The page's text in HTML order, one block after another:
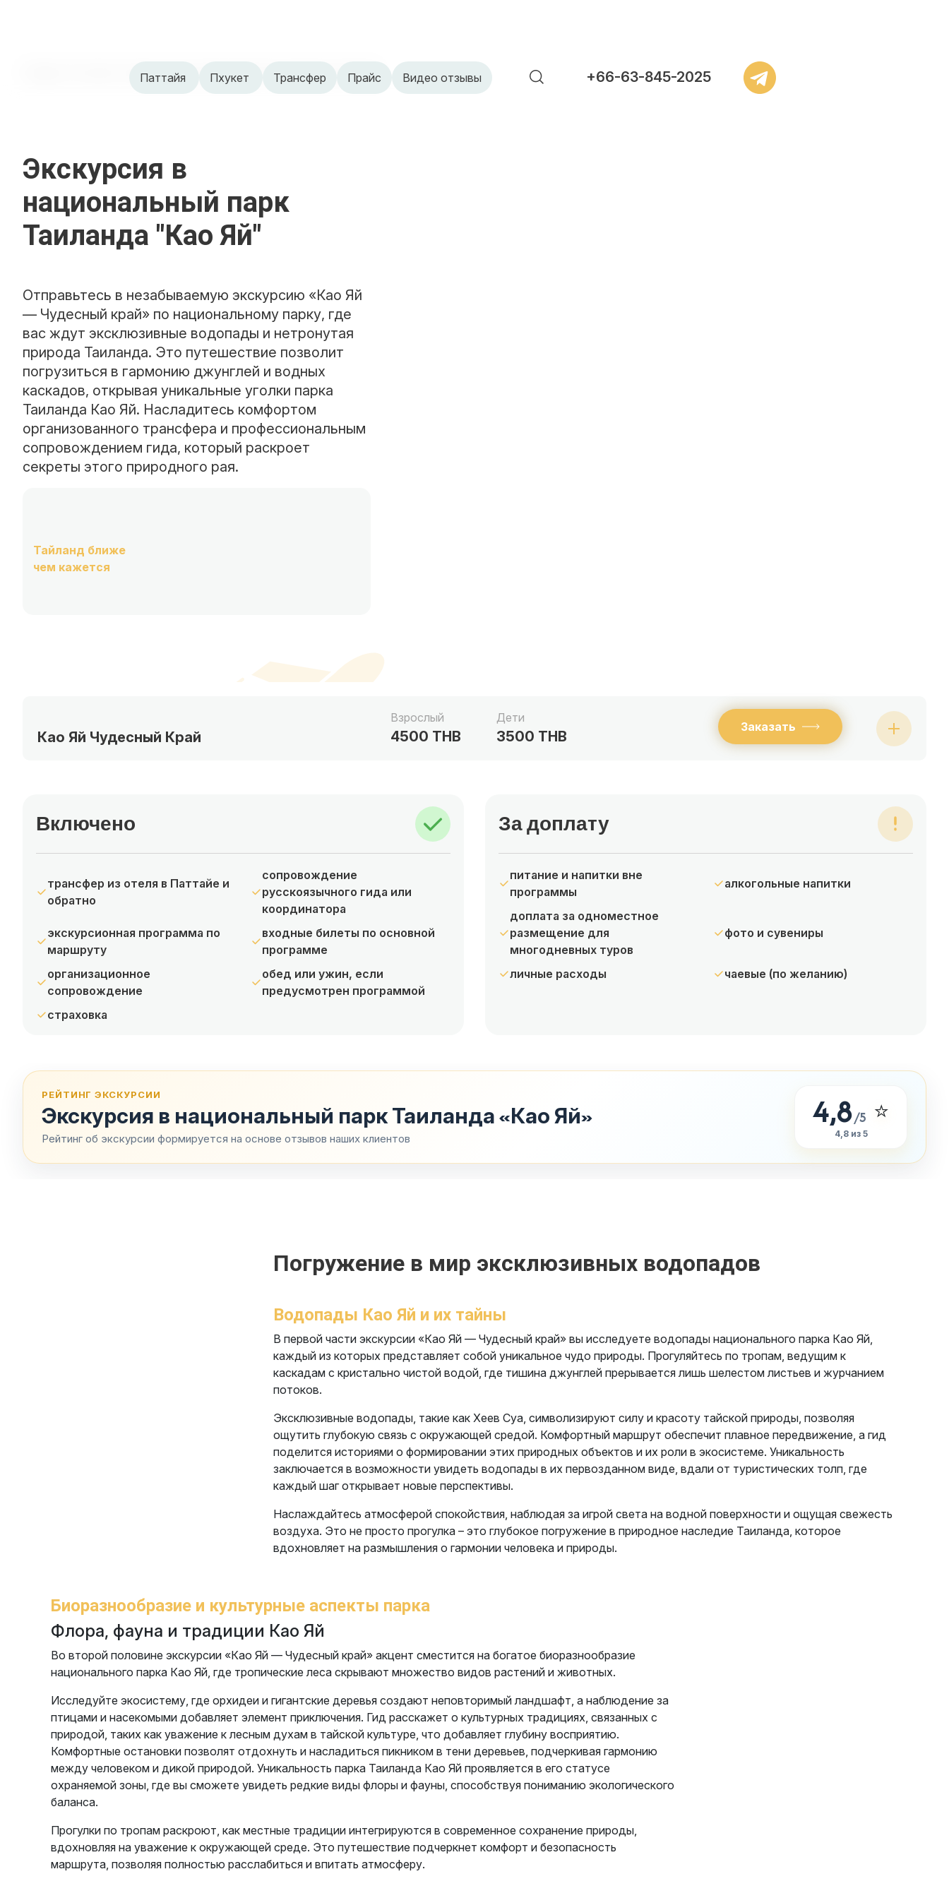
Паттайя Пхукет Трансфер Прайс Видео отзывы +66-63-845-2025
Экскурсия в национальный парк Таиланда «Као Яй»
Экскурсия в
национальный парк
Таиланда "Као Яй"
Отправьтесь в незабываемую экскурсию «Као Яй
— Чудесный край» по национальному парку, где
вас ждут эксклюзивные водопады и нетронутая
природа Таиланда. Это путешествие позволит
погрузиться в гармонию джунглей и водных
каскадов, открывая уникальные уголки парка
Таиланда Као Яй. Насладитесь комфортом
организованного трансфера и профессиональным
сопровождением гида, который раскроет
секреты этого природного рая.
Тайланд ближе
чем кажется
Као Яй Чудесный Край
Взрослый
4500 THB
Дети
3500 THB
Заказать
Включено
трансфер из отеля в Паттайе и
обратно
сопровождение
русскоязычного гида или
координатора
экскурсионная программа по
маршруту
входные билеты по основной
программе
организационное
сопровождение
обед или ужин, если
предусмотрен программой
страховка
За доплату
питание и напитки вне
программы
алкогольные напитки
доплата за одноместное
размещение для
многодневных туров
фото и сувениры
личные расходы чаевые (по желанию)
РЕЙТИНГ ЭКСКУРСИИ
Экскурсия в национальный парк Таиланда «Као Яй»
Рейтинг об экскурсии формируется на основе отзывов наших клиентов
4,8/5 ⭐
4,8 из 5
Погружение в мир эксклюзивных водопадов
Водопады Као Яй и их тайны
В первой части экскурсии «Као Яй — Чудесный край» вы исследуете водопады национального парка Као Яй,
каждый из которых представляет собой уникальное чудо природы. Прогуляйтесь по тропам, ведущим к
каскадам с кристально чистой водой, где тишина джунглей прерывается лишь шелестом листьев и журчанием
потоков.
Эксклюзивные водопады, такие как Хеев Суа, символизируют силу и красоту тайской природы, позволяя
ощутить глубокую связь с окружающей средой. Комфортный маршрут обеспечит плавное передвижение, а гид
поделится историями о формировании этих природных объектов и их роли в экосистеме. Уникальность
заключается в возможности увидеть водопады в их первозданном виде, вдали от туристических толп, где
каждый шаг открывает новые перспективы.
Наслаждайтесь атмосферой спокойствия, наблюдая за игрой света на водной поверхности и ощущая свежесть
воздуха. Это не просто прогулка – это глубокое погружение в природное наследие Таиланда, которое
вдохновляет на размышления о гармонии человека и природы.
Биоразнообразие и культурные аспекты парка
Флора, фауна и традиции Као Яй
Во второй половине экскурсии «Као Яй — Чудесный край» акцент сместится на богатое биоразнообразие
национального парка Као Яй, где тропические леса скрывают множество видов растений и животных.
Исследуйте экосистему, где орхидеи и гигантские деревья создают неповторимый ландшафт, а наблюдение за
птицами и насекомыми добавляет элемент приключения. Гид расскажет о культурных традициях, связанных с
природой, таких как уважение к лесным духам в тайской культуре, что добавляет глубину восприятию.
Комфортные остановки позволят отдохнуть и насладиться пикником в тени деревьев, подчеркивая гармонию
между человеком и дикой природой. Уникальность парка Таиланда Као Яй проявляется в его статусе
охраняемой зоны, где вы сможете увидеть редкие виды флоры и фауны, способствуя пониманию экологического
баланса.
Прогулки по тропам раскроют, как местные традиции интегрируются в современное сохранение природы,
вдохновляя на уважение к окружающей среде. Это путешествие подчеркнет комфорт и безопасность
маршрута, позволяя полностью расслабиться и впитать атмосферу.